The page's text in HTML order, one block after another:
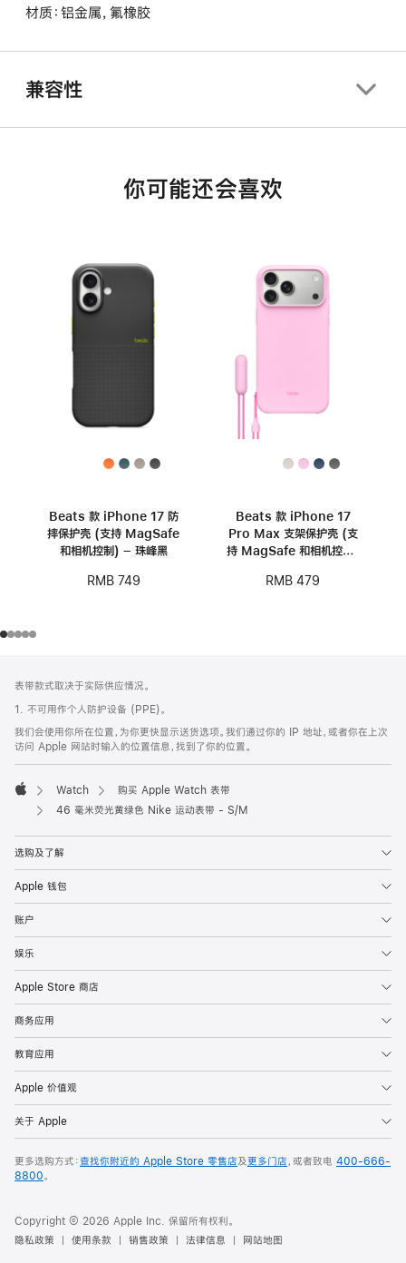
材质：铝金属，氟橡胶
兼容性
你可能还会喜欢
Beats 款 iPhone 17 防
摔保护壳 (支持 MagSafe
和相机控制) – 珠峰黑
RMB 749
Beats 款 iPhone 17
Pro Max 支架保护壳 (支
持 MagSafe 和相机控制)
RMB 479
页
页
脚
注
表带款式取决于实际供应情况。
1. 不可用作个人防护设备 (PPE)。
我们会使用你所在位置，为你更快显示送货选项。我们通过你的 IP 地址，或者你在上次
访问 Apple 网站时输入的位置信息，找到了你的位置。
Apple
Watch
购买 Apple Watch 表带
46 毫米荧光黄绿色 Nike 运动表带 - S/M
选购及了解
Apple 钱包
账户
娱乐
Apple Store 商店
商务应用
教育应用
Apple 价值观
关于 Apple
更多选购方式：查找你附近的 Apple Store 零售店及更多门店，或者致电 400-666-
8800。
Copyright © 2026 Apple Inc. 保留所有权利。
隐私政策
使用条款 销售政策 法律信息 网站地图